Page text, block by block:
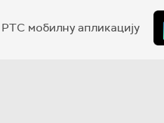
мобилну апликацију